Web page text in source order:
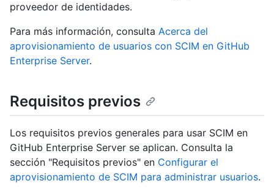
proveedor de identidades.
Para más información, consulta Acerca del
aprovisionamiento de usuarios con SCIM en GitHub
Enterprise Server.
Requisitos previos
Los requisitos previos generales para usar SCIM en
GitHub Enterprise Server se aplican. Consulta la
sección "Requisitos previos" en Configurar el
aprovisionamiento de SCIM para administrar usuarios.